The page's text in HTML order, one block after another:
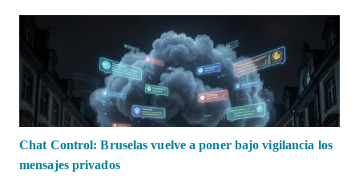
Chat Control: Bruselas vuelve a poner bajo vigilancia los
mensajes privados